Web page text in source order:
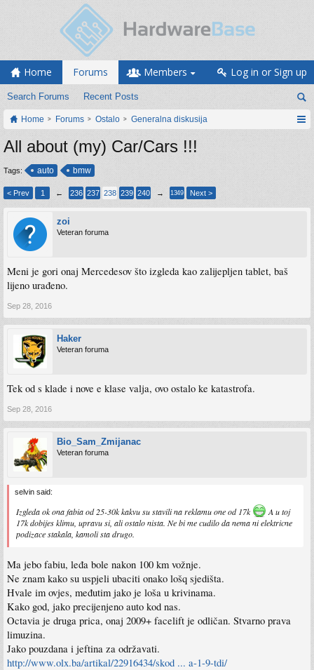
Home Forums
Search Forums Recent Posts
Members Log in or Sign up
Home Forums Ostalo Generalna diskusija
All about (my) Car/Cars !!!
Tags: auto bmw
< Prev 1 ← 236 237 238 239 240 → 1349 Next >
zoi
Veteran foruma
Meni je gori onaj Mercedesov što izgleda kao zalijepljen tablet, baš
lijeno urađeno.
Sep 28, 2016
Haker
Veteran foruma
Tek od s klade i nove e klase valja, ovo ostalo ke katastrofa.
Sep 28, 2016
Bio_Sam_Zmijanac
Veteran foruma
selvin said:
Izgleda ok ona fabia od 25-30k kakvu su stavili na reklamu one od 17k
A u toj
17k dobijes klimu, upravu si, ali ostalo nista. Ne bi me cudilo da nema ni elektricne
podizace stakala, kamoli sta drugo.
Ma jebo fabiu, leđa bole nakon 100 km vožnje.
Ne znam kako su uspjeli ubaciti onako lošq sjedišta.
Hvale im ovjes, međutim jako je loša u krivinama.
Kako god, jako precijenjeno auto kod nas.
Octavia je druga prica, onaj 2009+ facelift je odličan. Stvarno prava
limuzina.
Jako pouzdana i jeftina za održavati.
http://www.olx.ba/artikal/22916434/skod ... a-1-9-tdi/